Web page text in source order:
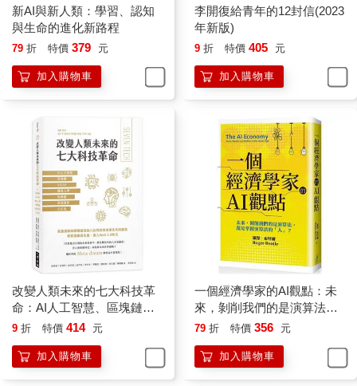
作，但電腦和演算法並沒有提出思考架構的能力。AI很懂得如何
回答別人提出的問題；但是造局者（思考架構的能手）則是懂得
如何提出前所未見的問題。電腦只能在實際的世界運作；但人類
以棋類遊戲為例，電腦在這個領域表現優異，深受讚許，但即使
如此，也仍有不足之處。就連熟悉來龍去脈的人，也可能會抓錯
2018年，谷歌DeepMind推出了AlphaZero系統。這套系統學習西
洋棋、圍棋和將棋的時候，人類教它的只有規則，其他完全只靠
著與自己對弈。AlphaZero僅僅花了短短九小時，和自己下了四千
四百萬盤西洋棋，便擊敗了當時全世界最優秀的西洋棋程式
Stockfish。而在各棋類大師和AlphaZero下棋的時候，也為
AlphaZero怪招百出的走法大感讚嘆。超過一世紀以來，西洋棋界
對於西洋棋的基本概念和策略（像是各棋子的價值與陣型）其實
已有大略的共識，而AlphaZero則會走出各種極端走法，會為了機
動性而放棄陣型，而且棄子簡直毫無猶豫。AlphaZero就像是為西
洋棋想出了一套全新的策略。
只不過，事實並非如此。
AI系統無法自己「想」出任何事，既無法構想出心智模型，也不
都是一個黑箱。真正能研究這些走法，說這是什麼陣型、那又是
為何棄子的，其實都是人，不是AI。是人類為AlphaZero的舉動構
新AI與新人類：學習、認知
與生命的進化新路程
79 折 特價 379 元
加入購物車
李開復給青年的12封信(2023
年新版)
9 折 特價 405 元
加入購物車
改變人類未來的七大科技革
命：AI人工智慧、區塊鏈、
VR/AR、機器人學、物聯
9 折 特價 414 元
加入購物車
一個經濟學家的AI觀點：未
來，剝削我們的是演算法，
還是掌握演算法的「人」？
79 折 特價 356 元
加入購物車